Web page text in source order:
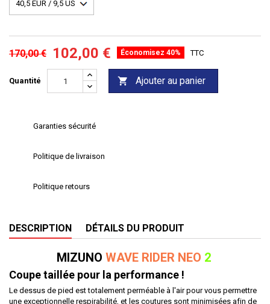
170,00 € 102,00 € Économisez 40% TTC
Quantité  Ajouter au panier
Garanties sécurité
Politique de livraison
Politique retours
DESCRIPTION DÉTAILS DU PRODUIT
MIZUNO WAVE RIDER NEO 2
Coupe taillée pour la performance !
Le dessus de pied est totalement perméable à l'air pour vous permettre
une exceptionnelle respirabilité, et les coutures sont minimisées afin de